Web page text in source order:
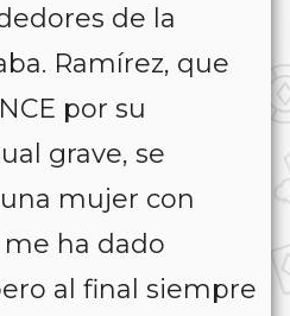
de la
Ramírez, que
por su
grave, se
mujer con
me ha dado
al final siempre